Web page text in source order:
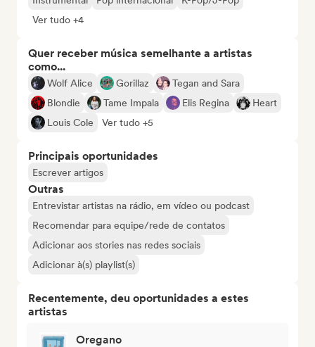
Ver tudo +4
Quer receber música semelhante a artistas
como...
Wolf Alice Gorillaz
Tegan and Sara
Blondie
Tame Impala Elis Regina
Heart
Louis Cole
Ver tudo +5
Principais oportunidades
Escrever artigos
Outras
Entrevistar artistas na rádio, em vídeo ou podcast
Recomendar para equipe/rede de contatos
Adicionar aos stories nas redes sociais
Adicionar à(s) playlist(s)
Recentemente, deu oportunidades a estes
artistas
Oregano